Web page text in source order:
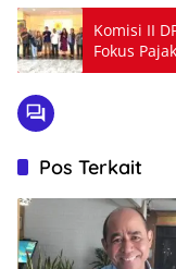
Komisi II
Fokus
Pos Terkait